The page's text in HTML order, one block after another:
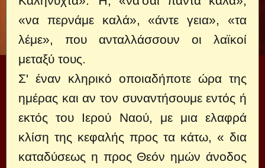
«να περνάμε καλά», «άντε γεια», «τα
λέμε», που ανταλλάσσουν οι λαϊκοί
μεταξύ τους.
Σ' έναν κληρικό οποιαδήποτε ώρα της
ημέρας και αν τον συναντήσουμε εντός ή
εκτός του Ιερού Ναού, με μια ελαφρά
κλίση της κεφαλής προς τα κάτω, « δια
καταδύσεως η προς Θεόν ημών άνοδος